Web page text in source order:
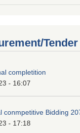
completition
- 16:07
conmpetitive Bidding
- 17:18